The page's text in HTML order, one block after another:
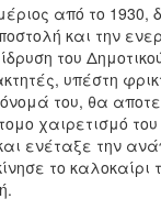
από το
και την
του
υπέστη
του, θα
χαιρετισμό
ενέταξε την
το καλοκαίρι